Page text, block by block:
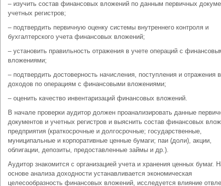
– изучить состав финансовых вложений по данным первичных
учетных регистров;
– подтвердить первичную оценку системы внутреннего контроля и
бухгалтерского учета финансовых вложений;
– установить правильность отражения в учете операций с
вложениями;
– подтвердить достоверность начисления, поступления и отражения
доходов по операциям с финансовыми вложениями;
– оценить качество инвентаризаций финансовых вложений.
В начале проверки аудитор должен проанализировать данные
документов и учетных регистров и выяснить состав финансовых
предприятия (краткосрочные и долгосрочные; государственные,
муниципальные и корпоративные ценные бумаги; паи (доли), акции,
облигации, депозиты, предоставленные займы и др.).
Аудитор знакомится с организацией учета и хранения ценных бумаг.
основе анализа доходности устанавливается экономическая
целесообразность финансовых вложений, исследуется влияние